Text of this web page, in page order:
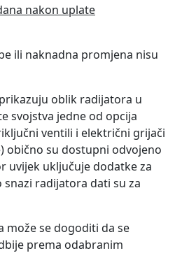
nakon uplate
ili naknadna promjena nisu
oblik radijatora u
svojstva jedne od opcija
ventili i električni grijači
obično su dostupni odvojeno
uvijek uključuje dodatke za
​​radijatora dati su za
može se dogoditi da se
prema odabranim